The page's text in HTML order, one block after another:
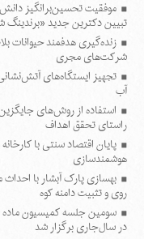
موفقیت تحسین‌برانگیز
تبیین دکترین جدید
زنده‌گیری هدفمند حیوانات
شرکت‌های مجری
تجهیز ایستگاه‌های
آب
استفاده از روش‌های
راستای تحقق اهداف
پایان اقتصاد سنتی با
هوشمندسازی
بهسازی پارک آبشار با
روی و تثبیت دامنه کوه
سومین جلسه کمیسیون
در سال‌جاری برگزار شد